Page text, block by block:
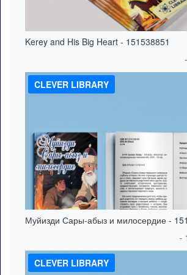
Kerey and His Big Heart - 151538851
CLEVER LIBRARY
Муйизди Сары-абыз и милосердие -
-
CLEVER LIBRARY